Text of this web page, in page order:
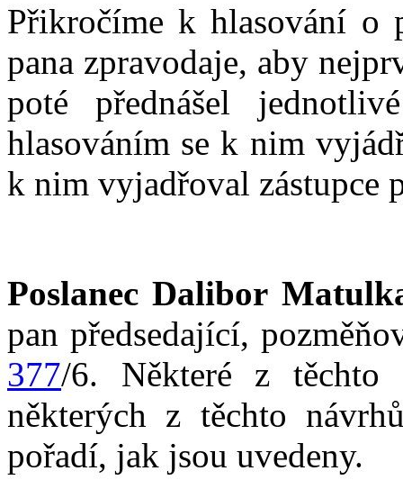
Přikročíme k hlasování o
pana zpravodaje, aby
poté přednášel
hlasováním se k nim
k nim vyjadřoval zástupce
Poslanec Dalibor
pan předsedající,
377/6. Některé z těchto
některých z těchto
pořadí, jak jsou uvedeny.